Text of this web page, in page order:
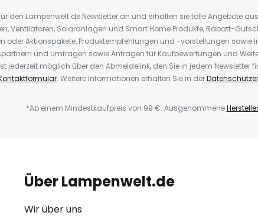
den Lampenwelt.de Newsletter an und erhalten sie tolle Angebote
Ventilatoren, Solaranlagen und Smart Home Produkte, Rabatt-
oder Aktionspakete, Produktempfehlungen und -vorstellungen sowie
und Umfragen sowie Anfragen für Kaufbewertungen und
jederzeit möglich über den Abmeldelink, den Sie in jedem Newsletter
. Weitere Informationen erhalten Sie in der
*Ab einem Mindestkaufpreis von 99 €. AusgenommeneHersteller
Über Lampenwelt.de
Wir über uns